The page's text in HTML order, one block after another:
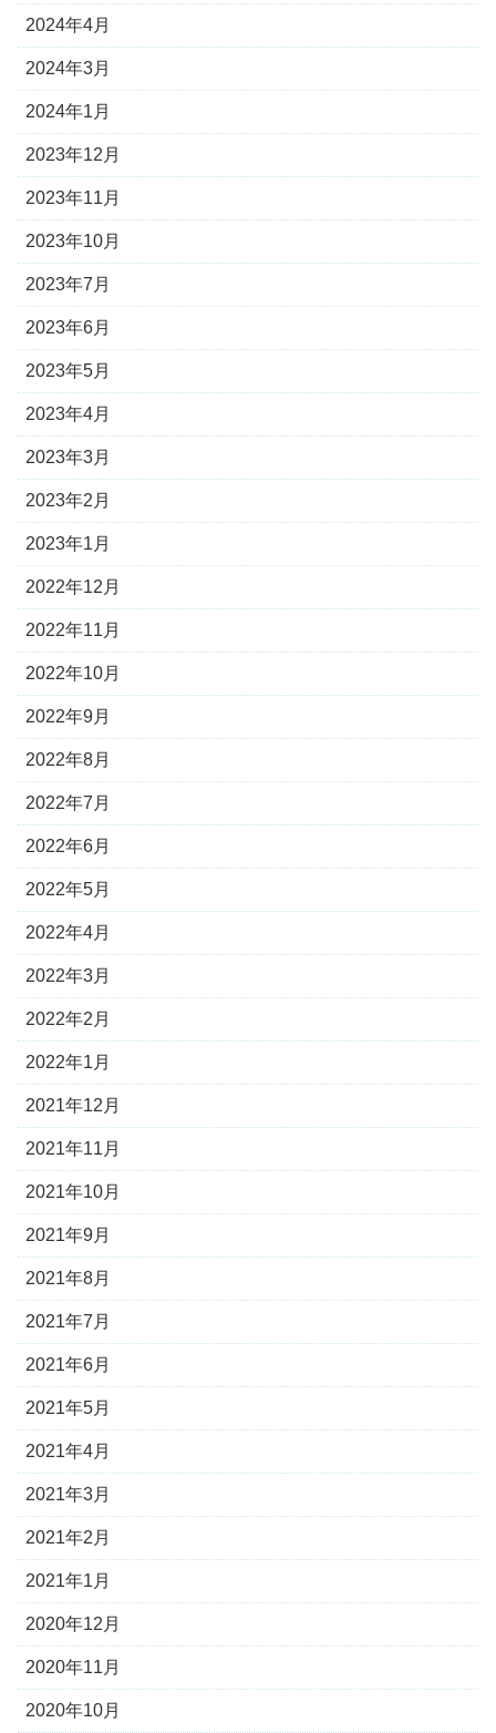
2024年4月
2024年3月
2024年1月
2023年12月
2023年11月
2023年10月
2023年7月
2023年6月
2023年5月
2023年4月
2023年3月
2023年2月
2023年1月
2022年12月
2022年11月
2022年10月
2022年9月
2022年8月
2022年7月
2022年6月
2022年5月
2022年4月
2022年3月
2022年2月
2022年1月
2021年12月
2021年11月
2021年10月
2021年9月
2021年8月
2021年7月
2021年6月
2021年5月
2021年4月
2021年3月
2021年2月
2021年1月
2020年12月
2020年11月
2020年10月